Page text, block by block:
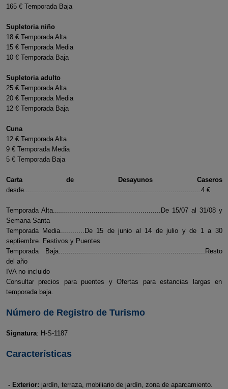
165 € Temporada Baja
Supletoria niño
18 € Temporada Alta
15 € Temporada Media
10 € Temporada Baja
Supletoria adulto
25 € Temporada Alta
20 € Temporada Media
12 € Temporada Baja
Cuna
12 € Temporada Alta
9 € Temporada Media
5 € Temporada Baja
Carta de Desayunos Caseros
desde.......................................................................................4 €
Temporada Alta.....................................................De 15/07 al 31/08 y
Semana Santa
Temporada Media............De 15 de junio al 14 de julio y de 1 a 30
septiembre. Festivos y Puentes
Temporada Baja........................................................................Resto
del año
IVA no incluido
Consultar precios para puentes y Ofertas para estancias largas en
temporada baja.
Número de Registro de Turismo
Signatura: H-S-1187
Características
- Exterior: jardín, terraza, mobiliario de jardín, zona de aparcamiento.